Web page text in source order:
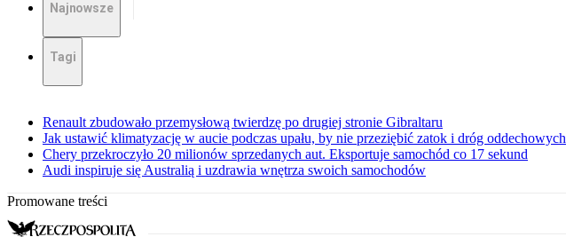
Najnowsze
Tagi
Renault zbudowało przemysłową twierdzę po drugiej stronie Gibraltaru
Jak ustawić klimatyzację w aucie podczas upału, by nie przeziębić zatok i dróg oddechowych
Chery przekroczyło 20 milionów sprzedanych aut. Eksportuje samochód co 17 sekund
Audi inspiruje się Australią i uzdrawia wnętrza swoich samochodów
Promowane treści